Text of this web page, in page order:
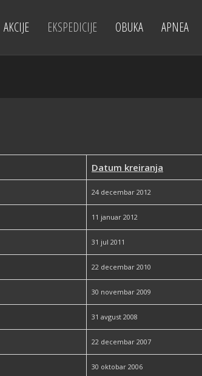
AKCIJE EKSPEDICIJE OBUKA APNEA
Datum kreiranja
24 decembar 2012
11 januar 2012
31 jul 2011
22 decembar 2010
30 novembar 2009
31 avgust 2008
22 decembar 2007
30 oktobar 2006